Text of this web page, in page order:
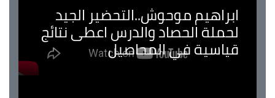
ابراهيم موحوش..التحضير الجيد
لحملة الحصاد والدرس اعطى نتائج
قياسية في المحاصيل